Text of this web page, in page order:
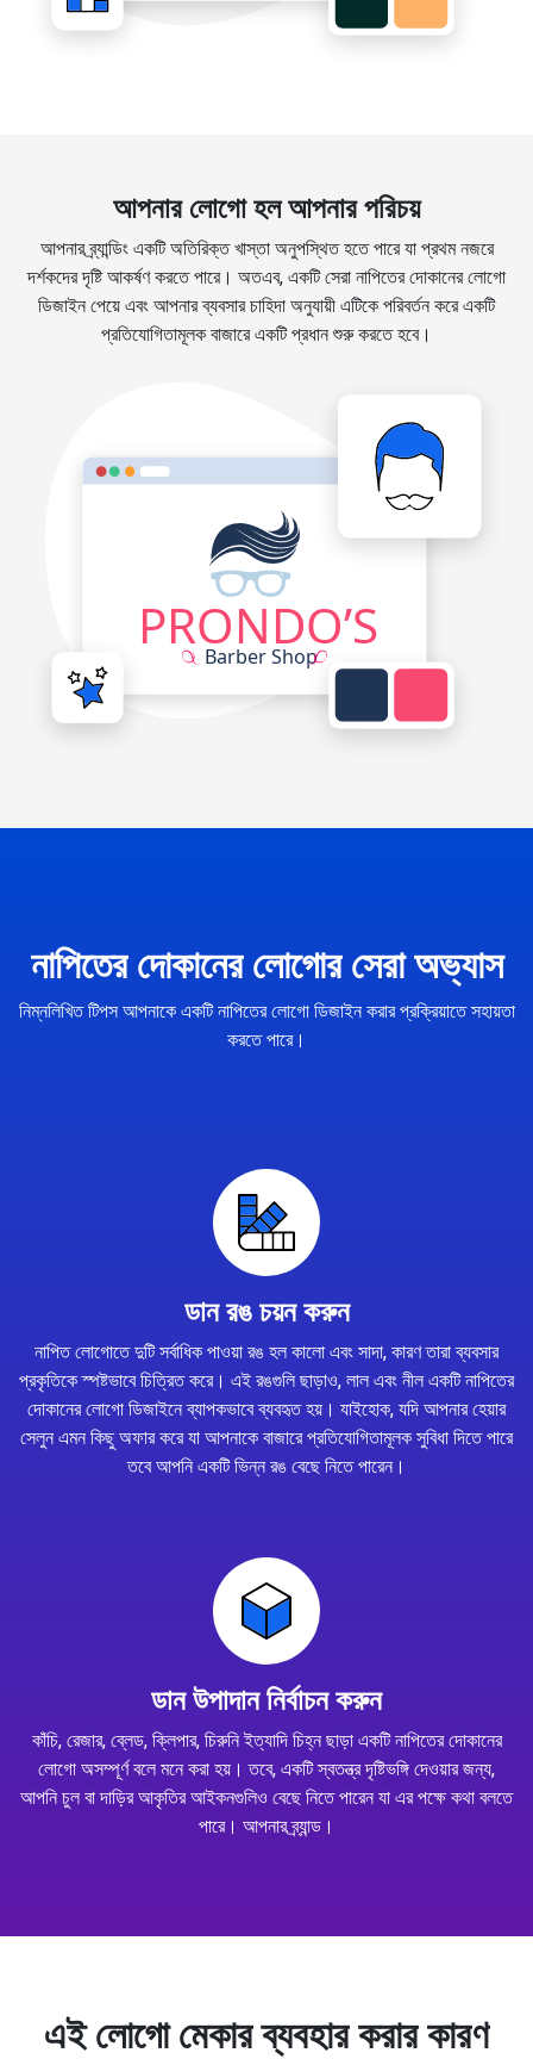
আপনার লোগো হল আপনার পরিচয়
আপনার ব্র্যান্ডিং একটি অতিরিক্ত খাস্তা অনুপস্থিত হতে পারে যা প্রথম নজরে
দর্শকদের দৃষ্টি আকর্ষণ করতে পারে। অতএব, একটি সেরা নাপিতের দোকানের লোগো
ডিজাইন পেয়ে এবং আপনার ব্যবসার চাহিদা অনুযায়ী এটিকে পরিবর্তন করে একটি
প্রতিযোগিতামূলক বাজারে একটি প্রধান শুরু করতে হবে।
নাপিতের দোকানের লোগোর সেরা অভ্যাস
নিম্নলিখিত টিপস আপনাকে একটি নাপিতের লোগো ডিজাইন করার প্রক্রিয়াতে সহায়তা
করতে পারে।
ডান রঙ চয়ন করুন
নাপিত লোগোতে দুটি সর্বাধিক পাওয়া রঙ হল কালো এবং সাদা, কারণ তারা ব্যবসার
প্রকৃতিকে স্পষ্টভাবে চিত্রিত করে। এই রঙগুলি ছাড়াও, লাল এবং নীল একটি নাপিতের
দোকানের লোগো ডিজাইনে ব্যাপকভাবে ব্যবহৃত হয়। যাইহোক, যদি আপনার হেয়ার
সেলুন এমন কিছু অফার করে যা আপনাকে বাজারে প্রতিযোগিতামূলক সুবিধা দিতে পারে
তবে আপনি একটি ভিন্ন রঙ বেছে নিতে পারেন।
ডান উপাদান নির্বাচন করুন
কাঁচি, রেজার, ব্লেড, ক্লিপার, চিরুনি ইত্যাদি চিহ্ন ছাড়া একটি নাপিতের দোকানের
লোগো অসম্পূর্ণ বলে মনে করা হয়। তবে, একটি স্বতন্ত্র দৃষ্টিভঙ্গি দেওয়ার জন্য,
আপনি চুল বা দাড়ির আকৃতির আইকনগুলিও বেছে নিতে পারেন যা এর পক্ষে কথা বলতে
পারে। আপনার ব্র্যান্ড।
এই লোগো মেকার ব্যবহার করার কারণ